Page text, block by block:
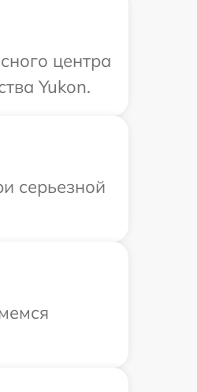
центра
Yukon.
серьезной